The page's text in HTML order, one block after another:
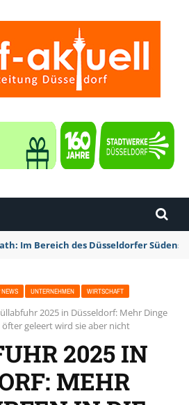
Im Bereich des Düsseldorfer
NEWS UNTERNEHMEN WIRTSCHAFT
2025 in Düsseldorf: Mehr Dinge
geleert wird sie aber nicht
2025 IN
MEHR